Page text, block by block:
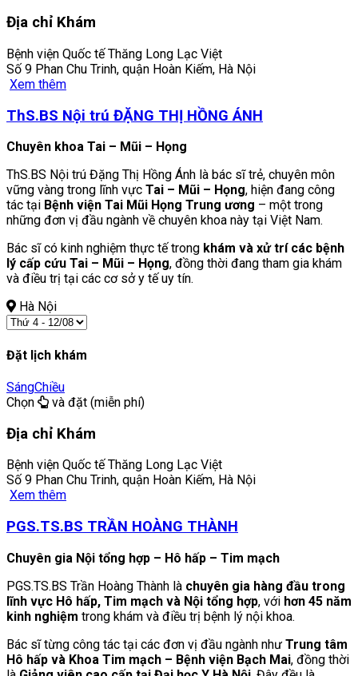
Địa chỉ Khám
Bệnh viện Quốc tế Thăng Long Lạc Việt
Số 9 Phan Chu Trinh, quận Hoàn Kiếm, Hà Nội
Xem thêm
ThS.BS Nội trú ĐẶNG THỊ HỒNG ÁNH
Chuyên khoa Tai – Mũi – Họng
ThS.BS Nội trú Đặng Thị Hồng Ánh là bác sĩ trẻ, chuyên môn
vững vàng trong lĩnh vực Tai – Mũi – Họng, hiện đang công
tác tại Bệnh viện Tai Mũi Họng Trung ương – một trong
những đơn vị đầu ngành về chuyên khoa này tại Việt Nam.
Bác sĩ có kinh nghiệm thực tế trong khám và xử trí các bệnh
lý cấp cứu Tai – Mũi – Họng, đồng thời đang tham gia khám
và điều trị tại các cơ sở y tế uy tín.
Hà Nội
Đặt lịch khám
SángChiều
Chọn
và đặt (miễn phí)
Địa chỉ Khám
Bệnh viện Quốc tế Thăng Long Lạc Việt
Số 9 Phan Chu Trinh, quận Hoàn Kiếm, Hà Nội
Xem thêm
PGS.TS.BS TRẦN HOÀNG THÀNH
Chuyên gia Nội tổng hợp – Hô hấp – Tim mạch
PGS.TS.BS Trần Hoàng Thành là chuyên gia hàng đầu trong
lĩnh vực Hô hấp, Tim mạch và Nội tổng hợp, với hơn 45 năm
kinh nghiệm trong khám và điều trị bệnh lý nội khoa.
Bác sĩ từng công tác tại các đơn vị đầu ngành như Trung tâm
Hô hấp và Khoa Tim mạch – Bệnh viện Bạch Mai, đồng thời